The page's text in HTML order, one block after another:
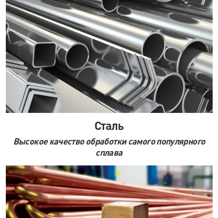
ул. Кораблестроителей, д.30
м. Академическая
пр. Науки, д.8, к.1
м. Озерки, м. Пр. Просвещения
пр. Луначарского, д.56, к.1
м. Автово
пр. Маршала Жукова, д.35, к.3
м. Елизаровская
пр. Елизарова, д.36
м. Международная
ул. Белы Куна, д.20, к.1
м. Пионерская
Сталь
Высокое качество обработки самого популярного
сплава